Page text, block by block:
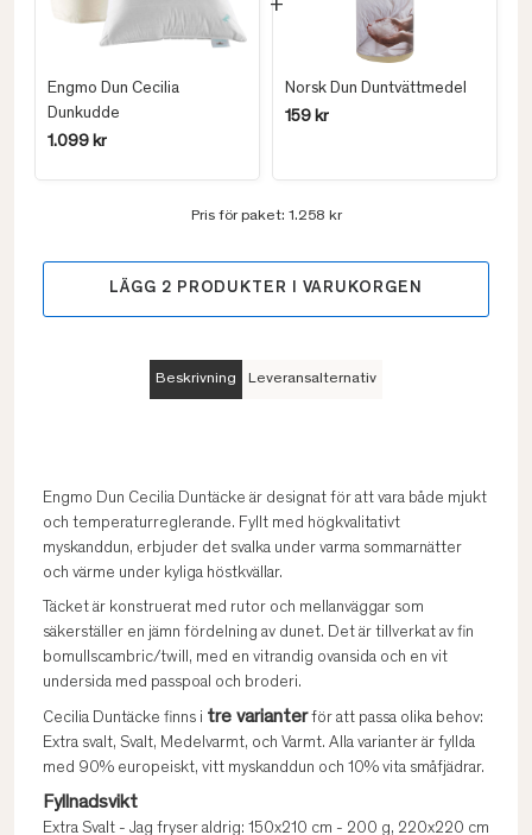
Engmo Dun Cecilia
Dunkudde
1.099 kr
Norsk Dun Duntvättmedel
159 kr
Pris för paket: 1.258 kr
LÄGG 2 PRODUKTER I VARUKORGEN
Beskrivning Leveransalternativ
Engmo Dun Cecilia Duntäcke är designat för att vara både mjukt
och temperaturreglerande. Fyllt med högkvalitativt
myskanddun, erbjuder det svalka under varma sommarnätter
och värme under kyliga höstkvällar.
Täcket är konstruerat med rutor och mellanväggar som
säkerställer en jämn fördelning av dunet. Det är tillverkat av fin
bomullscambric/twill, med en vitrandig ovansida och en vit
undersida med passpoal och broderi.
Cecilia Duntäcke finns i tre varianterför att passa olika behov:
Extra svalt, Svalt, Medelvarmt, och Varmt. Alla varianter är fyllda
med 90% europeiskt, vitt myskanddun och 10% vita småfjädrar.
Fyllnadsvikt
Extra Svalt - Jag fryser aldrig: 150x210 cm - 200 g, 220x220 cm